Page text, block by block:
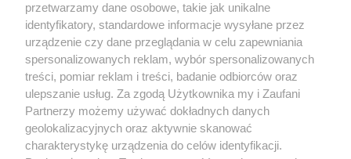
bez pisemnej zgody właściciela praw. Jakiekolwiek użycie lub
wykorzystanie utworów w całości lub w części z naruszeniem prawa, tzn.
bez właściwej zgody, jest zabronione pod groźbą kary i może być ścigane
prawnie.
przetwarzamy dane osobowe, takie jak unikalne
identyfikatory, standardowe informacje wysyłane przez
urządzenie czy dane przeglądania w celu zapewniania
spersonalizowanych reklam, wybór spersonalizowanych
treści, pomiar reklam i treści, badanie odbiorców oraz
ulepszanie usług. Za zgodą Użytkownika my i Zaufani
Partnerzy możemy używać dokładnych danych
geolokalizacyjnych oraz aktywnie skanować
charakterystykę urządzenia do celów identyfikacji.